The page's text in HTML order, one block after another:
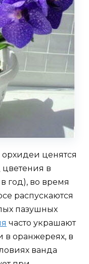
ценятся
в
год), во время
распускаются
пазушных
часто украшают
оранжереях, в
ванда